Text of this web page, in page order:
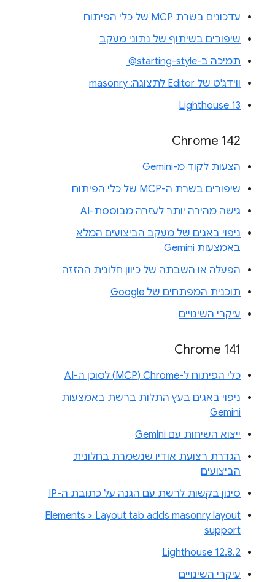
עדכונים בשרת MCP של כלי הפיתוח
שיפורים בשיתוף של נתוני מעקב
תמיכה ב-‎ @starting-style
ווידג'ט של Editor לתצוגה: masonry
Lighthouse 13
Chrome 142
הצעות לקוד מ-Gemini
שיפורים בשרת ה-MCP של כלי הפיתוח
גישה מהירה יותר לעזרה מבוססת-AI
ניפוי באגים של מעקב הביצועים המלא
באמצעות Gemini
הפעלה או השבתה של כיוון חלונית ההזזה
תוכנית המפתחים של Google
עיקרי השינויים
Chrome 141
כלי הפיתוח ל-Chrome‏ (MCP) לסוכן ה-AI
ניפוי באגים בעץ התלות ברשת באמצעות
Gemini
ייצוא השיחות עם Gemini
הגדרת רצועת אודיו שנשמרת בחלונית
הביצועים
סינון בקשות לרשת עם הגנה על כתובת ה-IP
Elements > Layout tab adds masonry layout
support
Lighthouse 12.8.2
עיקרי השינויים